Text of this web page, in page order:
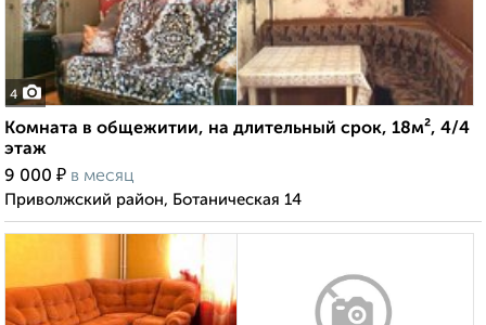
4
Комната в общежитии, на длительный срок, 18м², 4/4
этаж
9 000 ₽ в месяц
Приволжский район, Ботаническая 14